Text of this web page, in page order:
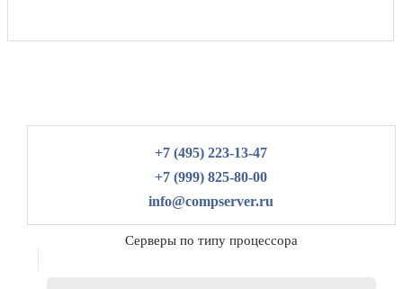
+7 (495) 223-13-47
+7 (999) 825-80-00
info@compserver.ru
Серверы по типу процессора